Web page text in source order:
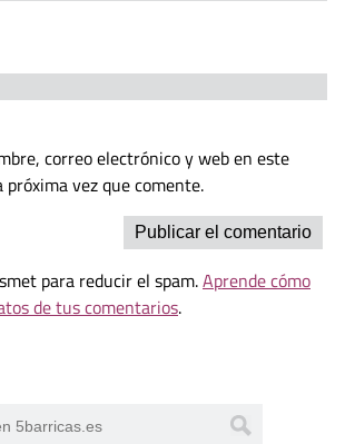
correo electrónico y web en este
próxima vez que comente.
para reducir el spam.Aprende cómo
de tus comentarios.